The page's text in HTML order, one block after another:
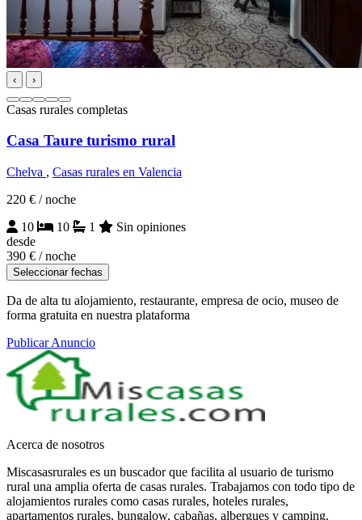
‹ ›
Casas rurales completas
Casa Taure turismo rural
Chelva , Casas rurales en Valencia
220 € / noche
10
10 1
Sin opiniones
desde
390 € / noche
Seleccionar fechas
Da de alta tu alojamiento, restaurante, empresa de ocio, museo de
forma gratuita en nuestra plataforma
Publicar Anuncio
Acerca de nosotros
Miscasasrurales es un buscador que facilita al usuario de turismo
rural una amplia oferta de casas rurales. Trabajamos con todo tipo de
alojamientos rurales como casas rurales, hoteles rurales,
apartamentos rurales, bungalow, cabañas, albergues y camping.